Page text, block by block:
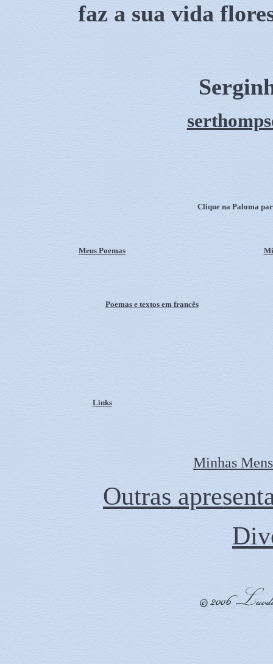
faz a sua vida
Clique na Paloma
Meus Poemas
Poemas e textos em francês
Links
Minhas
Outras